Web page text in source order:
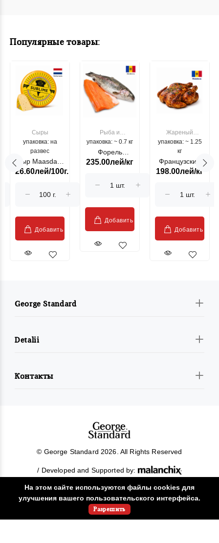
Популярные товары:
Сыры
упаковка: на
развес
Сыр Maasdam
Sublime Cow
26.60лей/100г.
Добавить
Рыба и
морепродукты
упаковка: ~ 0.7 кг
Форель
лососевая
Moldovenesc"
235.00лей/кг
Добавить
Жареный
цыпленок
упаковка: ~ 1.25
кг
Французский
гриль, кг
198.00лей/кг
Добавить
George Standard
Detalii
Контакты
© George Standard 2026. All Rights Reserved
/ Developed and Supported by:
На этом сайте используются файлы cookies для
улучшения вашего пользовательского интерфейса.
Разрешить